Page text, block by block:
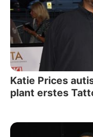
Katie Prices
plant erstes